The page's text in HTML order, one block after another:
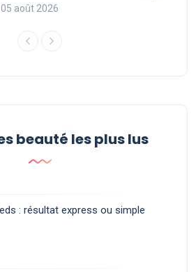
05 août 2026
beauté les plus lus
: résultat express ou simple